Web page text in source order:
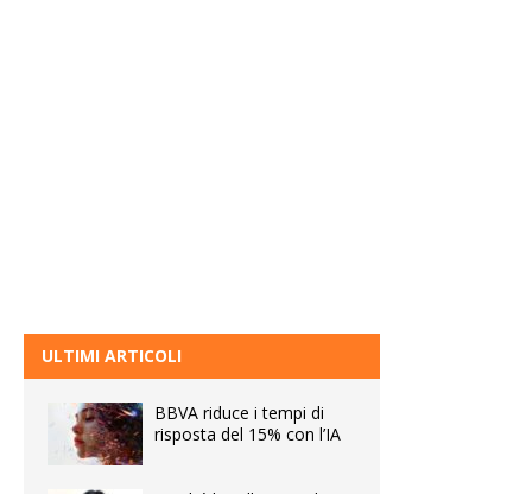
ULTIMI ARTICOLI
BBVA riduce i tempi di
risposta del 15% con l’IA